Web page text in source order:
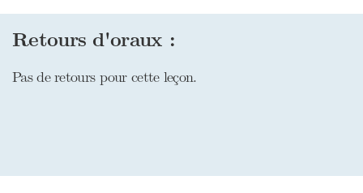
Retours d'oraux :
Pas de retours pour cette leçon.